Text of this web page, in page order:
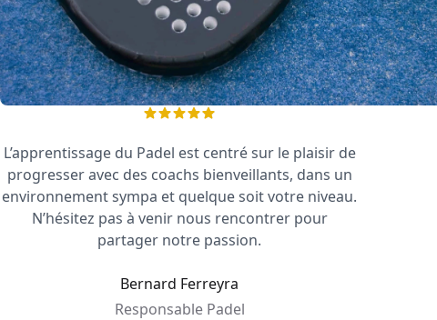
L’apprentissage du Padel est centré sur le plaisir de
progresser avec des coachs bienveillants, dans un
environnement sympa et quelque soit votre niveau.
N’hésitez pas à venir nous rencontrer pour
partager notre passion.
Bernard Ferreyra
Responsable Padel